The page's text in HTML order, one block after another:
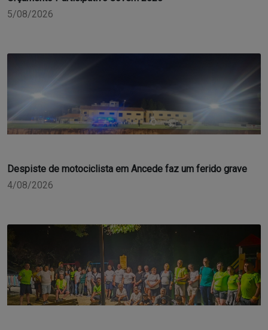
5/08/2026
Despiste de motociclista em Ancede faz um ferido grave
4/08/2026